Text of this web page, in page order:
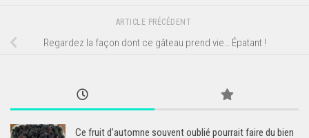
ARTICLE PRÉCÉDENT
Regardez la façon dont ce gâteau prend vie… Épatant !
Ce fruit d’automne souvent oublié pourrait faire du bien